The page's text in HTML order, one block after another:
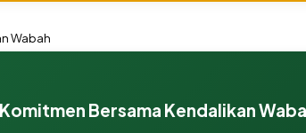
Wabah
Bersama Kendalikan